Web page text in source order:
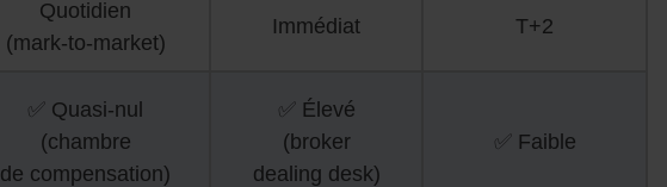
Quotidien
(mark-to-market)
Immédiat T+2
✅ Quasi-nul
(chambre
de compensation)
✅ Élevé
(broker
dealing desk)
✅ Faible